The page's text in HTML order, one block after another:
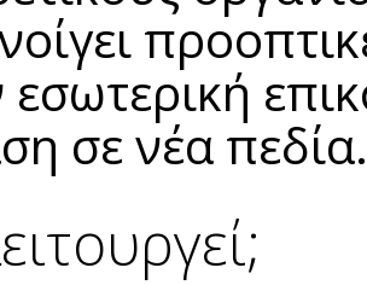
εσωτερική
σε νέα πεδία.